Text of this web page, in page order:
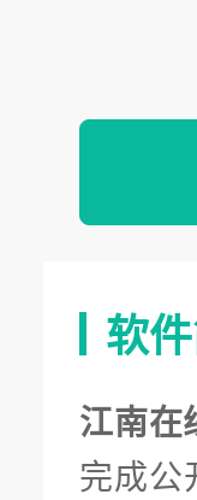
软
江南在
完成公